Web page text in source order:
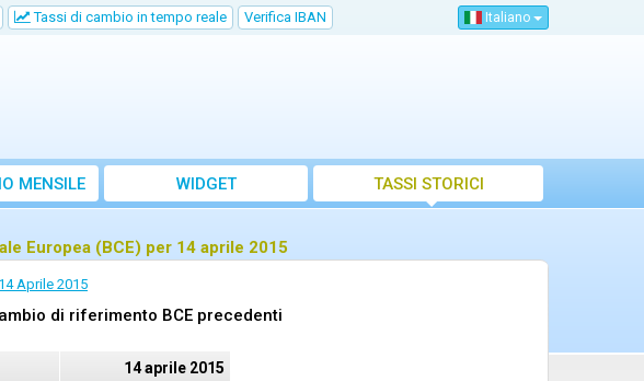
Tassi di cambio in tempo reale Verifica IBAN Italiano
MENSILE WIDGET TASSI STORICI
Europea (BCE) per 14 aprile 2015
Aprile 2015
di riferimento BCE precedenti
14 aprile 2015